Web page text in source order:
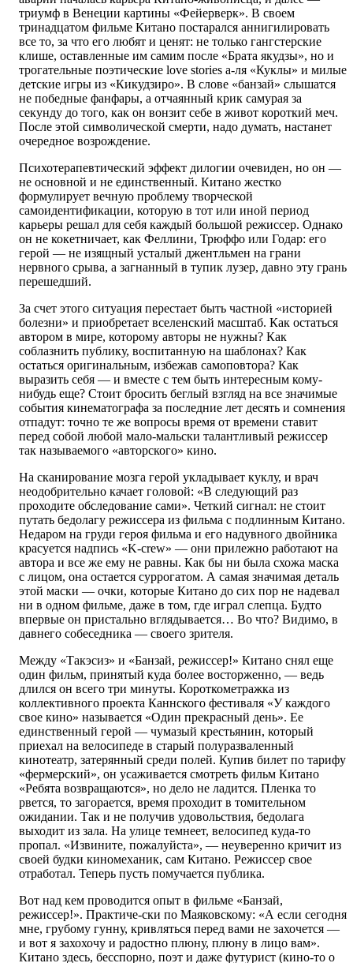
триумф в Венеции картины «Фейерверк». В своем
тринадцатом фильме Китано постарался аннигилировать
все то, за что его любят и ценят: не только гангстерские
клише, оставленные им самим после «Брата якудзы», но и
трогательные поэтические love stories а-ля «Куклы» и милые
детские игры из «Кикудзиро». В слове «банзай» слышатся
не победные фанфары, а отчаянный крик самурая за
секунду до того, как он вонзит себе в живот короткий меч.
После этой символической смерти, надо думать, настанет
очередное возрождение.
Психотерапевтический эффект дилогии очевиден, но он —
не основной и не единственный. Китано жестко
формулирует вечную проблему творческой
самоидентификации, которую в тот или иной период
карьеры решал для себя каждый большой режиссер. Однако
он не кокетничает, как Феллини, Трюффо или Годар: его
герой — не изящный усталый джентльмен на грани
нервного срыва, а загнанный в тупик лузер, давно эту грань
перешедший.
За счет этого ситуация перестает быть частной «историей
болезни» и приобретает вселенский масштаб. Как остаться
автором в мире, которому авторы не нужны? Как
соблазнить публику, воспитанную на шаблонах? Как
остаться оригинальным, избежав самоповтора? Как
выразить себя — и вместе с тем быть интересным кому-
нибудь еще? Стоит бросить беглый взгляд на все значимые
события кинематографа за последние лет десять и сомнения
отпадут: точно те же вопросы время от времени ставит
перед собой любой мало-мальски талантливый режиссер
так называемого «авторского» кино.
На сканирование мозга герой укладывает куклу, и врач
неодобрительно качает головой: «В следующий раз
проходите обследование сами». Четкий сигнал: не стоит
путать бедолагу режиссера из фильма с подлинным Китано.
Недаром на груди героя фильма и его надувного двойника
красуется надпись «K-crew» — они прилежно работают на
автора и все же ему не равны. Как бы ни была схожа маска
с лицом, она остается суррогатом. А самая значимая деталь
этой маски — очки, которые Китано до сих пор не надевал
ни в одном фильме, даже в том, где играл слепца. Будто
впервые он пристально вглядывается… Во что? Видимо, в
давнего собеседника — своего зрителя.
Между «Такэсиз» и «Банзай, режиссер!» Китано снял еще
один фильм, принятый куда более восторженно, — ведь
длился он всего три минуты. Короткометражка из
коллективного проекта Каннского фестиваля «У каждого
свое кино» называется «Один прекрасный день». Ее
единственный герой — чумазый крестьянин, который
приехал на велосипеде в старый полуразваленный
кинотеатр, затерянный среди полей. Купив билет по тарифу
«фермерский», он усаживается смотреть фильм Китано
«Ребята возвращаются», но дело не ладится. Пленка то
рвется, то загорается, время проходит в томительном
ожидании. Так и не получив удовольствия, бедолага
выходит из зала. На улице темнеет, велосипед куда-то
пропал. «Извините, пожалуйста», — неуверенно кричит из
своей будки киномеханик, сам Китано. Режиссер свое
отработал. Теперь пусть помучается публика.
Вот над кем проводится опыт в фильме «Банзай,
режиссер!». Практиче-ски по Маяковскому: «А если сегодня
мне, грубому гунну, кривляться перед вами не захочется —
и вот я захохочу и радостно плюну, плюну в лицо вам».
Китано здесь, бесспорно, поэт и даже футурист (кино-то о